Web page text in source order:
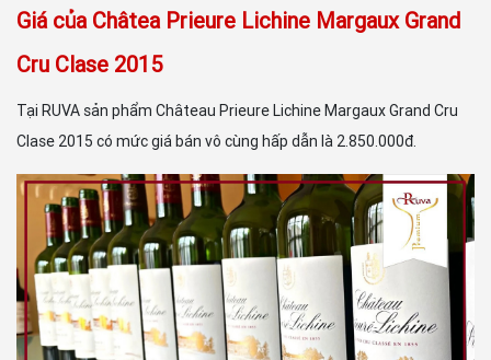
Giá của Châtea Prieure Lichine Margaux Grand
Cru Clase 2015
Tại RUVA sản phẩm Château Prieure Lichine Margaux Grand Cru
Clase 2015 có mức giá bán vô cùng hấp dẫn là 2.850.000đ.